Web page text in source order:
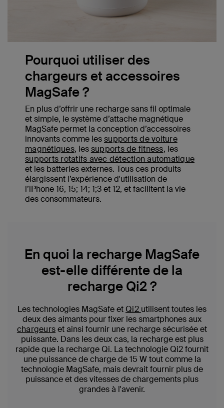
Pourquoi utiliser des
chargeurs et accessoires
MagSafe ?
En plus d’offrir une recharge sans fil optimale
et simple, le système d’attache magnétique
MagSafe permet la conception d’accessoires
innovants comme lessupports de voiture
magnétiques, lessupports de fitness, les
supports rotatifs avec détection automatique
et les batteries externes. Tous ces produits
élargissent l’expérience d'utilisation de
l’iPhone 16, 15; 14; 1;3 et 12, et facilitent la vie
des consommateurs.
En quoi la recharge MagSafe
est-elle différente de la
recharge Qi2 ?
Les technologies MagSafe et Qi2 utilisent toutes les
deux des aimants pour fixer les smartphones aux
chargeurset ainsi fournir une recharge sécurisée et
puissante. Dans les deux cas, la recharge est plus
rapide que la recharge Qi. La technologie Qi2 fournit
une puissance de charge de 15 W tout comme la
technologie MagSafe, mais devrait fournir plus de
puissance et des vitesses de chargements plus
grandes à l'avenir.